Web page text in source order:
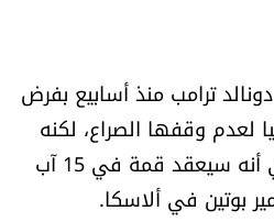
ترامب منذ أسابيع بفرض
وقفها الصراع، لكنه
أعلن يوم الجمعة الماضي أنه سيعقد قمة في 15 آب
بوتين في ألاسكا.